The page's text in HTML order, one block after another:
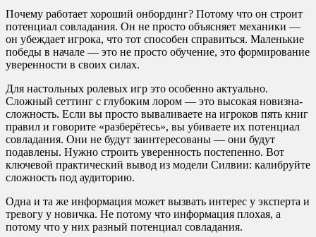
Почему работает хороший онбординг? Потому что он строит
потенциал совладания. Он не просто объясняет механики —
он убеждает игрока, что тот способен справиться. Маленькие
победы в начале — это не просто обучение, это формирование
уверенности в своих силах.
Для настольных ролевых игр это особенно актуально.
Сложный сеттинг с глубоким лором — это высокая новизна-
сложность. Если вы просто вываливаете на игроков пять книг
правил и говорите «разберётесь», вы убиваете их потенциал
совладания. Они не будут заинтересованы — они будут
подавлены. Нужно строить уверенность постепенно. Вот
ключевой практический вывод из модели Силвии: калибруйте
сложность под аудиторию.
Одна и та же информация может вызвать интерес у эксперта и
тревогу у новичка. Не потому что информация плохая, а
потому что у них разный потенциал совладания.